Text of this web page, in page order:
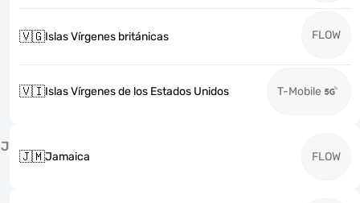
🇻🇬Islas Vírgenes británicas FLOW
🇻🇮Islas Vírgenes de los Estados Unidos T-Mobile
J
🇯🇲Jamaica FLOW